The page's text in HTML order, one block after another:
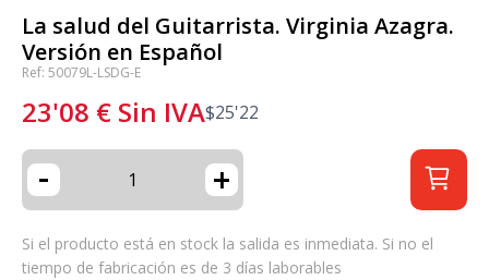
La salud del Guitarrista. Virginia Azagra.
Versión en Español
Ref: 50079L-LSDG-E
23'08 € Sin IVA$25'22
- +
Si el producto está en stock la salida es inmediata. Si no el
tiempo de fabricación es de 3 días laborables